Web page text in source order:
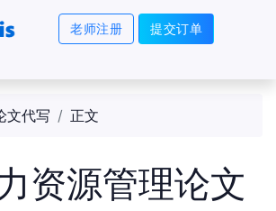
老师注册 提交订单
文代写 正文
资源管理论文